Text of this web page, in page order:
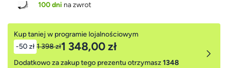
100 dni na zwrot
Kup taniej w programie lojalnościowym
-50 zł 1 398 zł1 348,00 zł
Dodatkowo za zakup tego prezentu otrzymasz1348